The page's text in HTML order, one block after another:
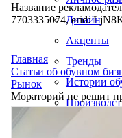
Дизайн
Акценты
Тренды
Истории
Название
7703335074, erid:
Главная
Статьи об обувном
Рынок
Мораторий не решит